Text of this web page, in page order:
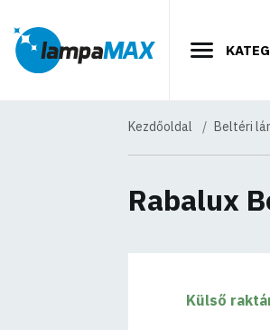
Kezdőoldal Beltéri
Rabalux
Külső